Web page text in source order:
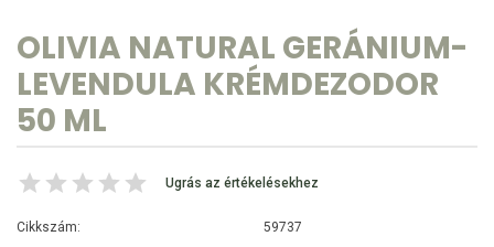
OLIVIA NATURAL GERÁNIUM-
LEVENDULA KRÉMDEZODOR
50 ML
Ugrás az értékelésekhez
Cikkszám:
59737